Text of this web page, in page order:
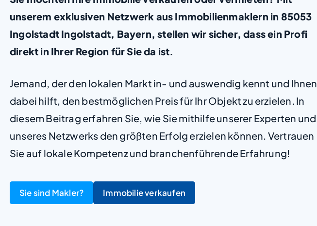
unserem exklusiven Netzwerk aus Immobilienmaklern in 85053
Ingolstadt Ingolstadt, Bayern, stellen wir sicher, dass ein Profi
direkt in Ihrer Region für Sie da ist.
Jemand, der den lokalen Markt in- und auswendig kennt und Ihnen
dabei hilft, den bestmöglichen Preis für Ihr Objekt zu erzielen. In
diesem Beitrag erfahren Sie, wie Sie mithilfe unserer Experten und
unseres Netzwerks den größten Erfolg erzielen können. Vertrauen
Sie auf lokale Kompetenz und branchenführende Erfahrung!
Sie sind Makler? Immobilie verkaufen